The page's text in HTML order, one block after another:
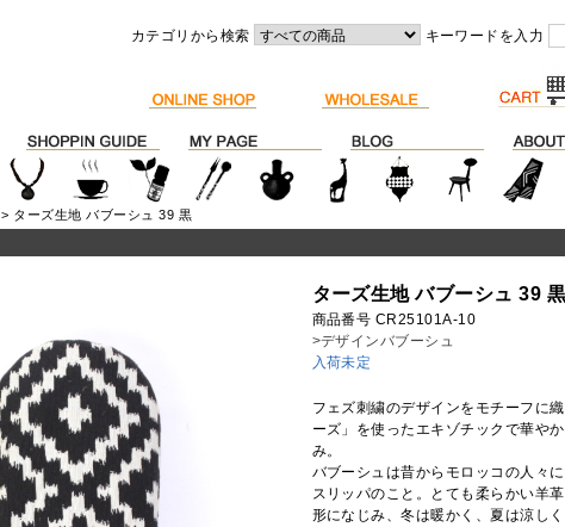
カテゴリから検索 キーワードを入力
> ターズ生地 バブーシュ 39 黒
ターズ生地 バブーシュ 39 黒
商品番号 CR25101A-10
>デザインバブーシュ
入荷未定
フェズ刺繍のデザインをモチーフに
ーズ」を使ったエキゾチックで華や
み。
バブーシュは昔からモロッコの人々
スリッパのこと。とても柔らかい羊
形になじみ、冬は暖かく、夏は涼し